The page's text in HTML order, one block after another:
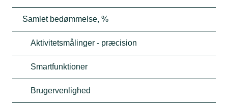
Samlet bedømmelse, %
Aktivitetsmålinger - præcision
Smartfunktioner
Brugervenlighed